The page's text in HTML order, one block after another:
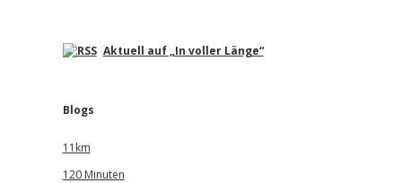
Aktuell auf „In voller Länge“
Blogs
11km
120 Minuten